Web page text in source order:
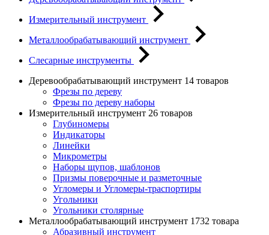
Измерительный инструмент
Металлообрабатывающий инструмент
Слесарные инструменты
Деревообрабатывающий инструмент 14 товаров
Фрезы по дереву
Фрезы по дереву наборы
Измерительный инструмент 26 товаров
Глубиномеры
Индикаторы
Линейки
Микрометры
Наборы щупов, шаблонов
Призмы поверочные и разметочные
Угломеры и Угломеры-траспортиры
Угольники
Угольники столярные
Металлообрабатывающий инструмент 1732 товара
Абразивный инструмент